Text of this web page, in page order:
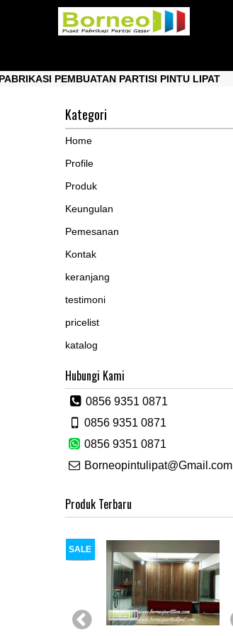
PEMBUATAN PARTISI PINTU LIPAT
Kategori
Home
Profile
Produk
Keungulan
Pemesanan
Kontak
keranjang
testimoni
pricelist
katalog
Hubungi Kami
0856 9351 0871
0856 9351 0871
0856 9351 0871
Borneopintulipat@Gmail.com
Produk Terbaru
SALE